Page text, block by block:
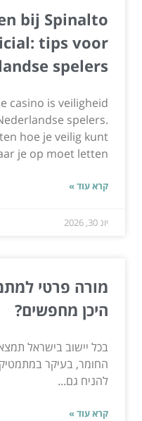
bij Spinalto
tips voor
spelers
casino is veiligheid
spelers.
hoe je veilig kunt
je op moet letten...
קרא עוד »
יונ 30, 2026
מורה פרטי
היכן מחפשים?
בכל יישוב בישראל
החומר, בעיקר
להניח גם...
קרא עוד »